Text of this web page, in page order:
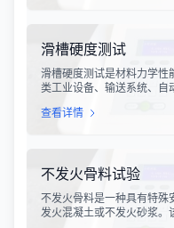
滑槽硬度测试
滑槽硬度测试是材料力学性
类工业设备、输送系统、自
响设备的使用寿命、运行稳
查看详情
不发火骨料试验
不发火骨料是一种具有特殊
发火混凝土或不发火砂浆。